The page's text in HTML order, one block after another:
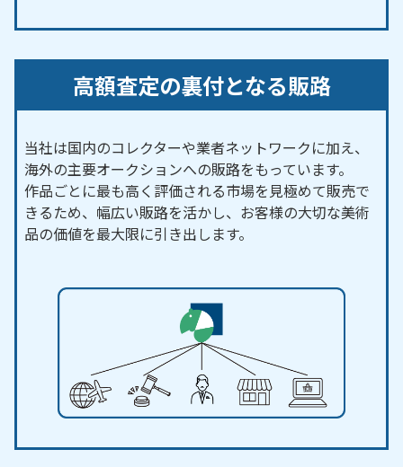
高額査定の裏付となる販路
当社は国内のコレクターや業者ネットワークに加え、
海外の主要オークションへの販路をもっています。
作品ごとに最も高く評価される市場を見極めて販売で
きるため、幅広い販路を活かし、お客様の大切な美術
品の価値を最大限に引き出します。